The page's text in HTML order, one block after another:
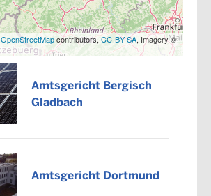
Amtsgericht Bergisch
Gladbach
Amtsgericht Dortmund
OpenStreetMapcontributors,CC-BY-SA, Imagery ©